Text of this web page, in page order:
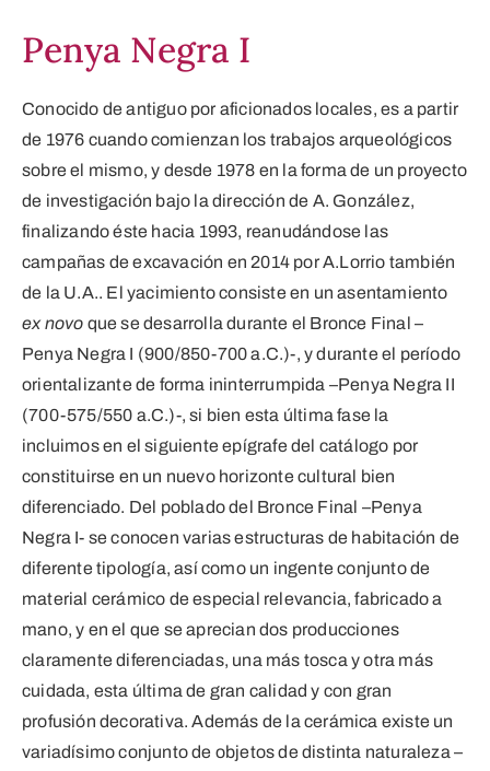
Penya Negra I
Conocido de antiguo por aficionados locales, es a partir
de 1976 cuando comienzan los trabajos arqueológicos
sobre el mismo, y desde 1978 en la forma de un proyecto
de investigación bajo la dirección de A. González,
finalizando éste hacia 1993, reanudándose las
campañas de excavación en 2014 por A.Lorrio también
de la U.A.. El yacimiento consiste en un asentamiento
ex novo que se desarrolla durante el Bronce Final –
Penya Negra I (900/850-700 a.C.)-, y durante el período
orientalizante de forma ininterrumpida –Penya Negra II
(700-575/550 a.C.)-, si bien esta última fase la
incluimos en el siguiente epígrafe del catálogo por
constituirse en un nuevo horizonte cultural bien
diferenciado. Del poblado del Bronce Final –Penya
Negra I- se conocen varias estructuras de habitación de
diferente tipología, así como un ingente conjunto de
material cerámico de especial relevancia, fabricado a
mano, y en el que se aprecian dos producciones
claramente diferenciadas, una más tosca y otra más
cuidada, esta última de gran calidad y con gran
profusión decorativa. Además de la cerámica existe un
variadísimo conjunto de objetos de distinta naturaleza –